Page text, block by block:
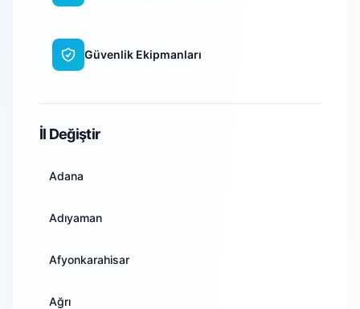
Güvenlik Ekipmanları
İl Değiştir
Adana
Adıyaman
Afyonkarahisar
Ağrı